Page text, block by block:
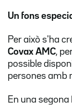
Un fons
Per això s'ha
Covax AMC,
possible
persones amb
En una